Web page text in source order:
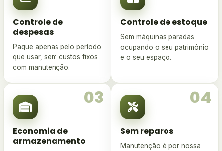
Controle de
despesas
Pague apenas pelo período
que usar, sem custos fixos
com manutenção.
Controle de estoque
Sem máquinas paradas
ocupando o seu patrimônio
e o seu espaço.
03
Economia de
armazenamento
04
Sem reparos
Manutenção é por nossa